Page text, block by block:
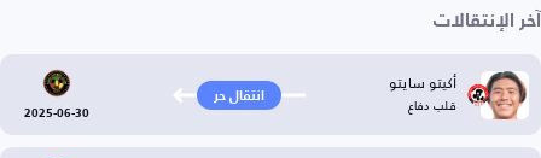
آخر الإنتقالات
أكيتو سايتو
قلب دفاع انتقال حر
2025-06-30